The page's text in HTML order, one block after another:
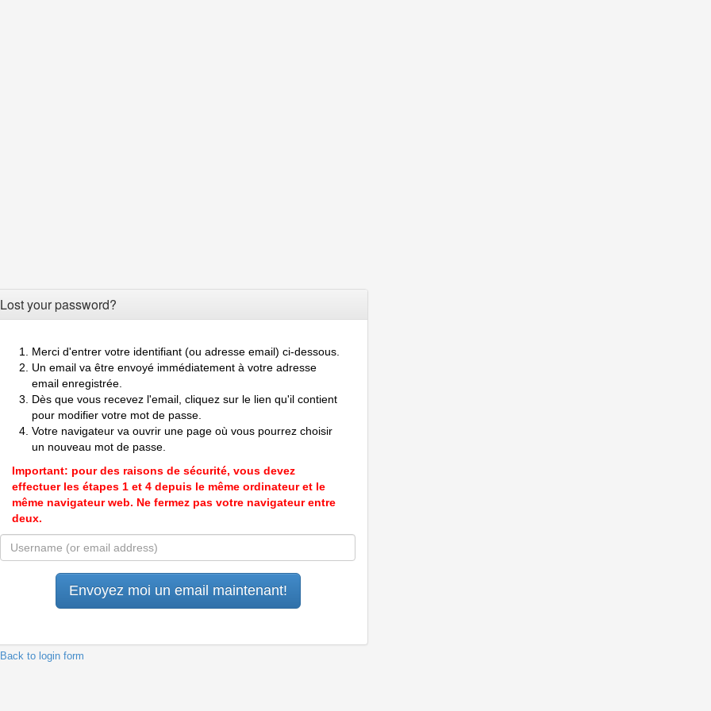
Lost your password?
Merci d'entrer votre identifiant (ou adresse email) ci-dessous.
Un email va être envoyé immédiatement à votre adresse
email enregistrée.
Dès que vous recevez l'email, cliquez sur le lien qu'il contient
pour modifier votre mot de passe.
Votre navigateur va ouvrir une page où vous pourrez choisir
un nouveau mot de passe.
Important: pour des raisons de sécurité, vous devez
effectuer les étapes 1 et 4 depuis le même ordinateur et le
même navigateur web. Ne fermez pas votre navigateur entre
deux.
to login form